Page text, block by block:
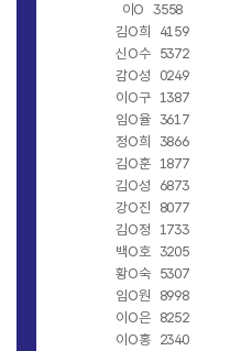
이O
3558
김O희
4159
신O수
5372
감O성
0249
이O구
1387
임O율 3617
정O희
3866
김O훈
1877
김O성
6873
강O진
8077
김O정
1733
백O호 3205
황O숙
5307
임O원
8998
이O은
8252
이O홍
2340